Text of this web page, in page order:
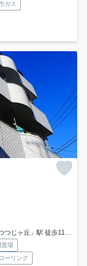
ガス
つじヶ丘」駅 徒歩11分
置場
ーリング